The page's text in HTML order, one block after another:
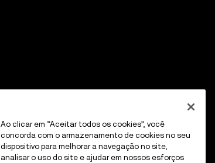
Ao clicar em “Aceitar todos os cookies”, você
concorda com o armazenamento de cookies no seu
dispositivo para melhorar a navegação no site,
analisar o uso do site e ajudar em nossos esforços